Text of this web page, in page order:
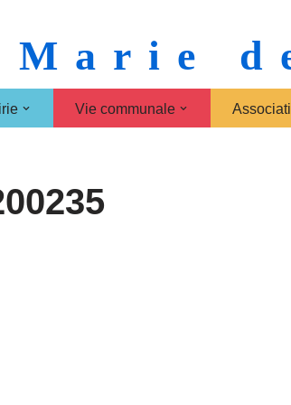
Vie communale